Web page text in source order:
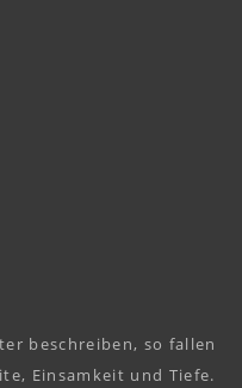
beschreiben, so fallen
Einsamkeit und Tiefe.